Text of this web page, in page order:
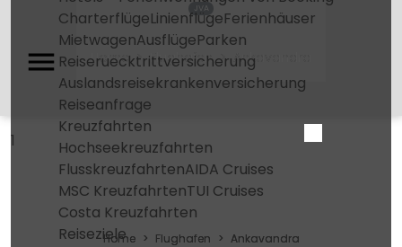
CharterflügeLinienflügeFerienhäuser
MietwagenAusflügeParken
Reiseruecktrittversicherung
Auslandsreisekrankenversicherung
Reiseanfrage
Kreuzfahrten
Hochseekreuzfahrten
FlusskreuzfahrtenAIDA Cruises
MSC KreuzfahrtenTUI Cruises
Costa Kreuzfahrten
Reiseziele
JVA
Home Flughafen Ankavandra
1
Home Flughafen Ankavandra